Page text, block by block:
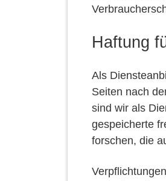
Haftung
Als
Seiten nach
sind wir als
gespeicherte
forschen, die